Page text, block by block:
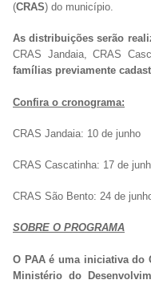
(CRAS) do município.
As distribuições serão
CRAS Jandaia, CRAS
famílias previamente
Confira o cronograma:
CRAS Jandaia: 10 de junho
CRAS Cascatinha: 17 de
CRAS São Bento: 24 de
SOBRE O PROGRAMA
O PAA é uma iniciativa do
Ministério do